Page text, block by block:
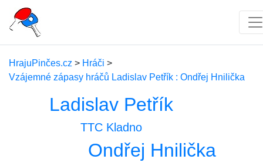
HrajuPinčes.cz > Hráči >
Vzájemné zápasy hráčů Ladislav Petřík : Ondřej Hnilička
Ladislav Petřík
TTC Kladno
Ondřej Hnilička